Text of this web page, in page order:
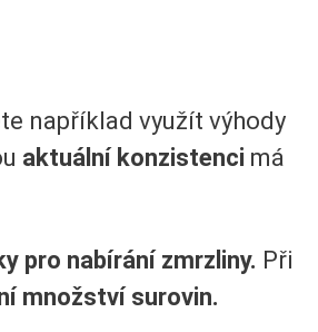
například využít výhody
aktuální konzistenci má
pro nabírání zmrzliny. Při
množství surovin.